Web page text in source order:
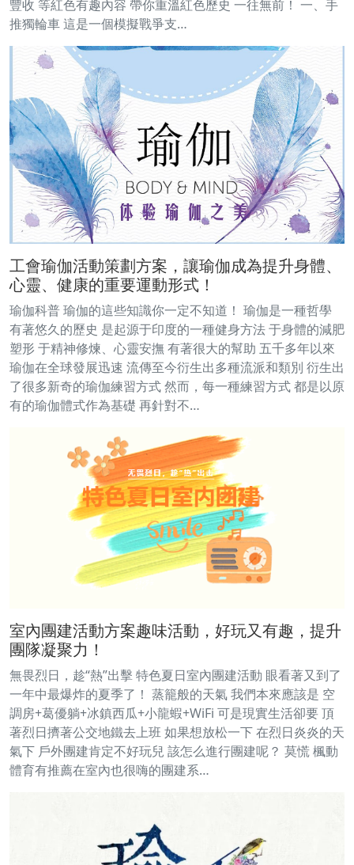
豐收 等紅色有趣內容 帶你重溫紅色歷史 一往無前！ 一、手
推獨輪車 這是一個模擬戰爭支…
工會瑜伽活動策劃方案，讓瑜伽成為提升身體、
心靈、健康的重要運動形式！
瑜伽科普 瑜伽的這些知識你一定不知道！ 瑜伽是一種哲學
有著悠久的歷史 是起源于印度的一種健身方法 于身體的減肥
塑形 于精神修煉、心靈安撫 有著很大的幫助 五千多年以來
瑜伽在全球發展迅速 流傳至今衍生出多種流派和類別 衍生出
了很多新奇的瑜伽練習方式 然而，每一種練習方式 都是以原
有的瑜伽體式作為基礎 再針對不…
室內團建活動方案趣味活動，好玩又有趣，提升
團隊凝聚力！
無畏烈日，趁“熱”出擊 特色夏日室內團建活動 眼看著又到了
一年中最爆炸的夏季了！ 蒸籠般的天氣 我們本來應該是 空
調房+葛優躺+冰鎮西瓜+小龍蝦+WiFi 可是現實生活卻要 頂
著烈日擠著公交地鐵去上班 如果想放松一下 在烈日炎炎的天
氣下 戶外團建肯定不好玩兒 該怎么進行團建呢？ 莫慌 楓動
體育有推薦在室內也很嗨的團建系…